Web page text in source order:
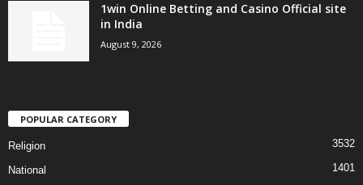
1win Online Betting and Casino Official site
in India
August 9, 2026
POPULAR CATEGORY
Religion 3532
National 1401